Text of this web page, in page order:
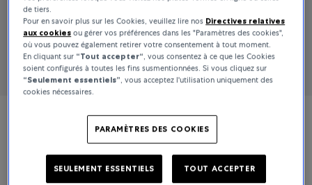
Master Collection
de tiers.
Pour en savoir plus sur les Cookies, veuillez lire nos Directives relatives
aux cookies ou gérer vos préférences dans les "Paramètres des cookies",
où vous pouvez également retirer votre consentement à tout moment.
En cliquant sur “Tout accepter“ , vous consentez à ce que les Cookies
soient configurés à toutes les fins susmentionnées. Si vous cliquez sur
“Seulement essentiels” , vous acceptez l'utilisation uniquement des
cookies nécessaires.
PARAMÈTRES DES COOKIES
SEULEMENT ESSENTIELS TOUT ACCEPTER